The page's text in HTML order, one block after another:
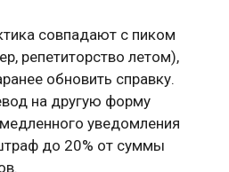
совпадают с пиком
репетиторство летом),
обновить справку.
на другую форму
уведомления
до 20% от суммы